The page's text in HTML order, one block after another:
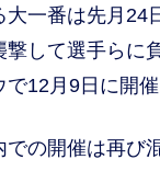
一番は先月24
撃して選手らに
12月9日に開
の開催は再び